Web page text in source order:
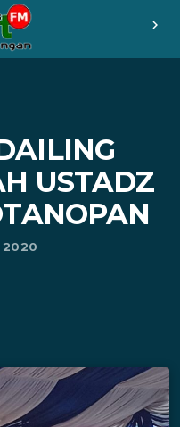
chevron_right
USTADZ
2020